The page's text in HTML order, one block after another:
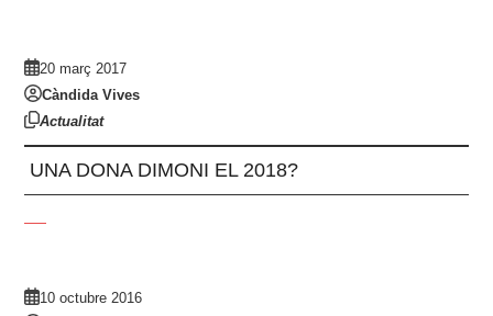
20 març 2017
Càndida Vives
Actualitat
UNA DONA DIMONI EL 2018?
10 octubre 2016